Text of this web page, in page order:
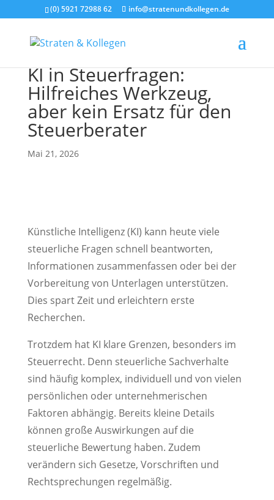
(0) 5921 72988 62 info@stratenundkollegen.de
KI in Steuerfragen:
Hilfreiches Werkzeug,
aber kein Ersatz für den
Steuerberater
Mai 21, 2026
Künstliche Intelligenz (KI) kann heute viele
steuerliche Fragen schnell beantworten,
Informationen zusammenfassen oder bei der
Vorbereitung von Unterlagen unterstützen.
Dies spart Zeit und erleichtern erste
Recherchen.
Trotzdem hat KI klare Grenzen, besonders im
Steuerrecht. Denn steuerliche Sachverhalte
sind häufig komplex, individuell und von vielen
persönlichen oder unternehmerischen
Faktoren abhängig. Bereits kleine Details
können große Auswirkungen auf die
steuerliche Bewertung haben. Zudem
verändern sich Gesetze, Vorschriften und
Rechtsprechungen regelmäßig.